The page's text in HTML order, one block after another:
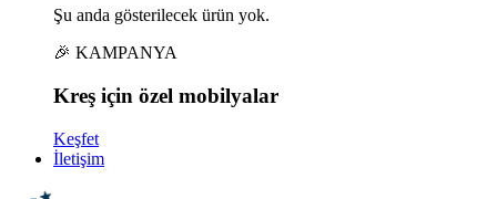
Şu anda gösterilecek ürün yok.
🎉 KAMPANYA
Kreş için özel mobilyalar
Keşfet
İletişim